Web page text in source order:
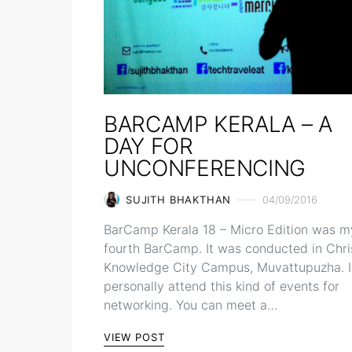
BARCAMP KERALA – A
DAY FOR
UNCONFERENCING
SUJITH BHAKTHAN 04/09/2016
BarCamp Kerala 18 – Micro Edition was
fourth BarCamp. It was conducted in
Knowledge City Campus, Muvattupuzha. I
personally attend this kind of events for
networking. You can meet a…
VIEW POST